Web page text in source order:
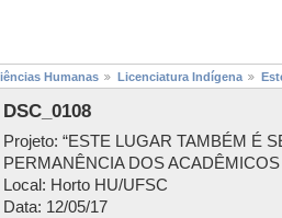
Humanas Licenciatura Indígena
DSC_0108
Projeto: “ESTE LUGAR TAMBÉM É
PERMANÊNCIA DOS
Local: Horto HU/UFSC
Data: 12/05/17